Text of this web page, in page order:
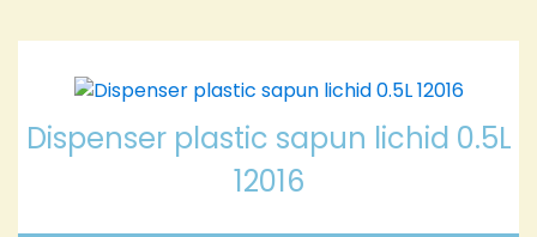
Dispenser plastic sapun lichid 0.5L
12016